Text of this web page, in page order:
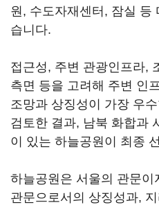
원, 수도자재센터, 잠실 등
습니다.
접근성, 주변 관광인프라,
측면 등을 고려해 주변 인
조망과 상징성이 가장 우
검토한 결과, 남북 화합과
이 있는 하늘공원이 최종
하늘공원은 서울의 관문
관문으로서의 상징성과,